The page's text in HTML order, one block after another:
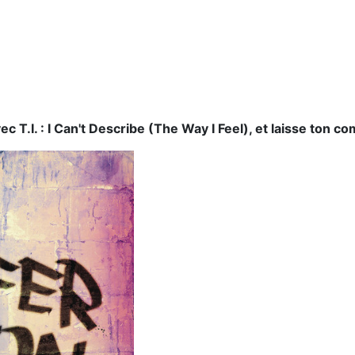
T.I. : I Can't Describe (The Way I Feel), et laisse ton